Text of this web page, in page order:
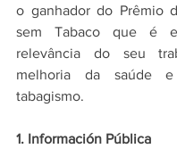
o ganhador do Prêmio
sem Tabaco que é
relevância do seu
melhoria da saúde
tabagismo.
1. Información Pública